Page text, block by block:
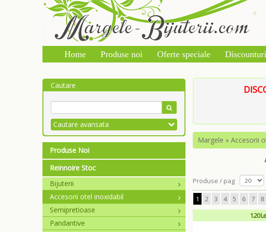
Home Produse noi Oferte speciale Discounturi
Cautare
Cautare avansata
Produse Noi
Reinnoire Stoc
Bijuterii
Accesorii otel inoxidabil
Semipretioase
Pandantive
Margele » Accesorii
Produse / pag
1 2 3 4 5 6 7 8
1.20